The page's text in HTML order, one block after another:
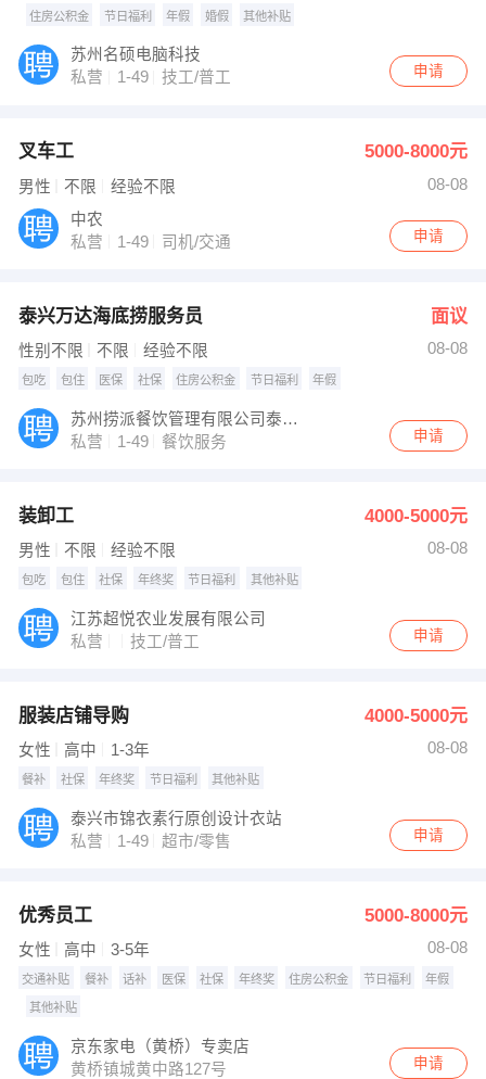
住房公积金 节日福利 年假 婚假 其他补贴
苏州名硕电脑科技
私营
1-49 技工/普工 申请
叉车工 5000-8000元
男性 不限 经验不限
08-08
中农
私营
1-49 司机/交通 申请
泰兴万达海底捞服务员 面议
性别不限 不限 经验不限 08-08
包吃 包住 医保 社保 住房公积金 节日福利 年假
苏州捞派餐饮管理有限公司泰兴第一分公司
私营
1-49 餐饮服务 申请
装卸工 4000-5000元
男性 不限 经验不限 08-08
包吃 包住 社保 年终奖 节日福利 其他补贴
江苏超悦农业发展有限公司
私营
技工/普工 申请
服装店铺导购 4000-5000元
女性 高中 1-3年 08-08
餐补 社保 年终奖 节日福利 其他补贴
泰兴市锦衣素行原创设计衣站
私营
1-49 超市/零售 申请
优秀员工 5000-8000元
女性 高中 3-5年 08-08
交通补贴 餐补 话补 医保 社保 年终奖 住房公积金 节日福利 年假
其他补贴
京东家电（黄桥）专卖店
黄桥镇城黄中路127号
申请